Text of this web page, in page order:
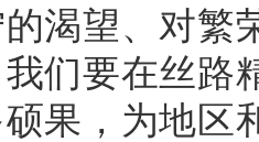
渴望、对繁
们要在丝路
果，为地区